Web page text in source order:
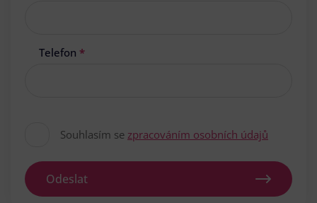
Telefon *
Souhlasím se zpracováním osobních údajů
Odeslat